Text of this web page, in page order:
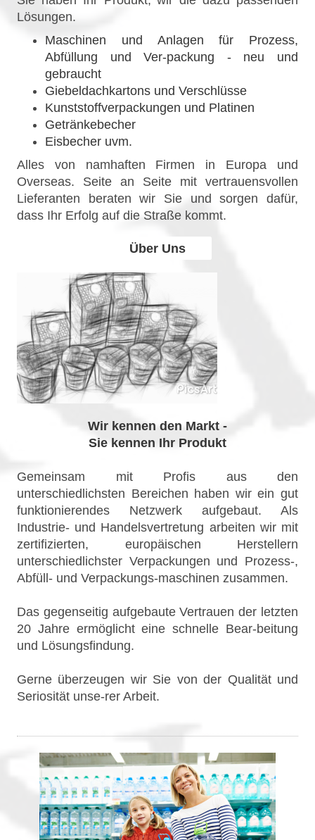
Lösungen.
Maschinen und Anlagen für Prozess,
Abfüllung und Ver-packung - neu und
gebraucht
Giebeldachkartons und Verschlüsse
Kunststoffverpackungen und Platinen
Getränkebecher
Eisbecher uvm.
Alles von namhaften Firmen in Europa und
Overseas. Seite an Seite mit vertrauensvollen
Lieferanten beraten wir Sie und sorgen dafür,
dass Ihr Erfolg auf die Straße kommt.
Über Uns
Wir kennen den Markt -
Sie kennen Ihr Produkt
Gemeinsam mit Profis aus den
unterschiedlichsten Bereichen haben wir ein gut
funktionierendes Netzwerk aufgebaut. Als
Industrie- und Handelsvertretung arbeiten wir mit
zertifizierten, europäischen Herstellern
unterschiedlichster Verpackungen und Prozess-,
Abfüll- und Verpackungs-maschinen zusammen.
Das gegenseitig aufgebaute Vertrauen der letzten
20 Jahre ermöglicht eine schnelle Bear-beitung
und Lösungsfindung.
Gerne überzeugen wir Sie von der Qualität und
Seriosität unse-rer Arbeit.